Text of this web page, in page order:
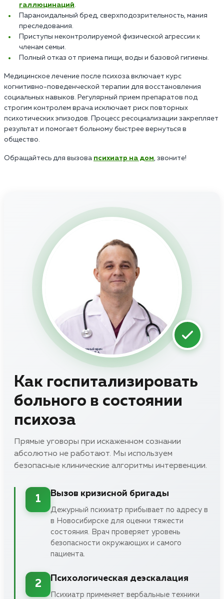
галлюцинаций.
Параноидальный бред, сверхподозрительность, мания
преследования.
Приступы неконтролируемой физической агрессии к
членам семьи.
Полный отказ от приема пищи, воды и базовой гигиены.
Медицинское лечение после психоза включает курс
когнитивно-поведенческой терапии для восстановления
социальных навыков. Регулярный прием препаратов под
строгим контролем врача исключает риск повторных
психотических эпизодов. Процесс ресоциализации закрепляет
результат и помогает больному быстрее вернуться в
общество.
Обращайтесь для вызова психиатр на дом, звоните!
Как госпитализировать
больного в состоянии
психоза
Прямые уговоры при искаженном сознании
абсолютно не работают. Мы используем
безопасные клинические алгоритмы интервенции.
1
Вызов кризисной бригады
Дежурный психиатр прибывает по адресу в
в Новосибирске для оценки тяжести
состояния. Врач проверяет уровень
безопасности окружающих и самого
пациента.
2
Психологическая деэскалация
Психиатр применяет вербальные техники